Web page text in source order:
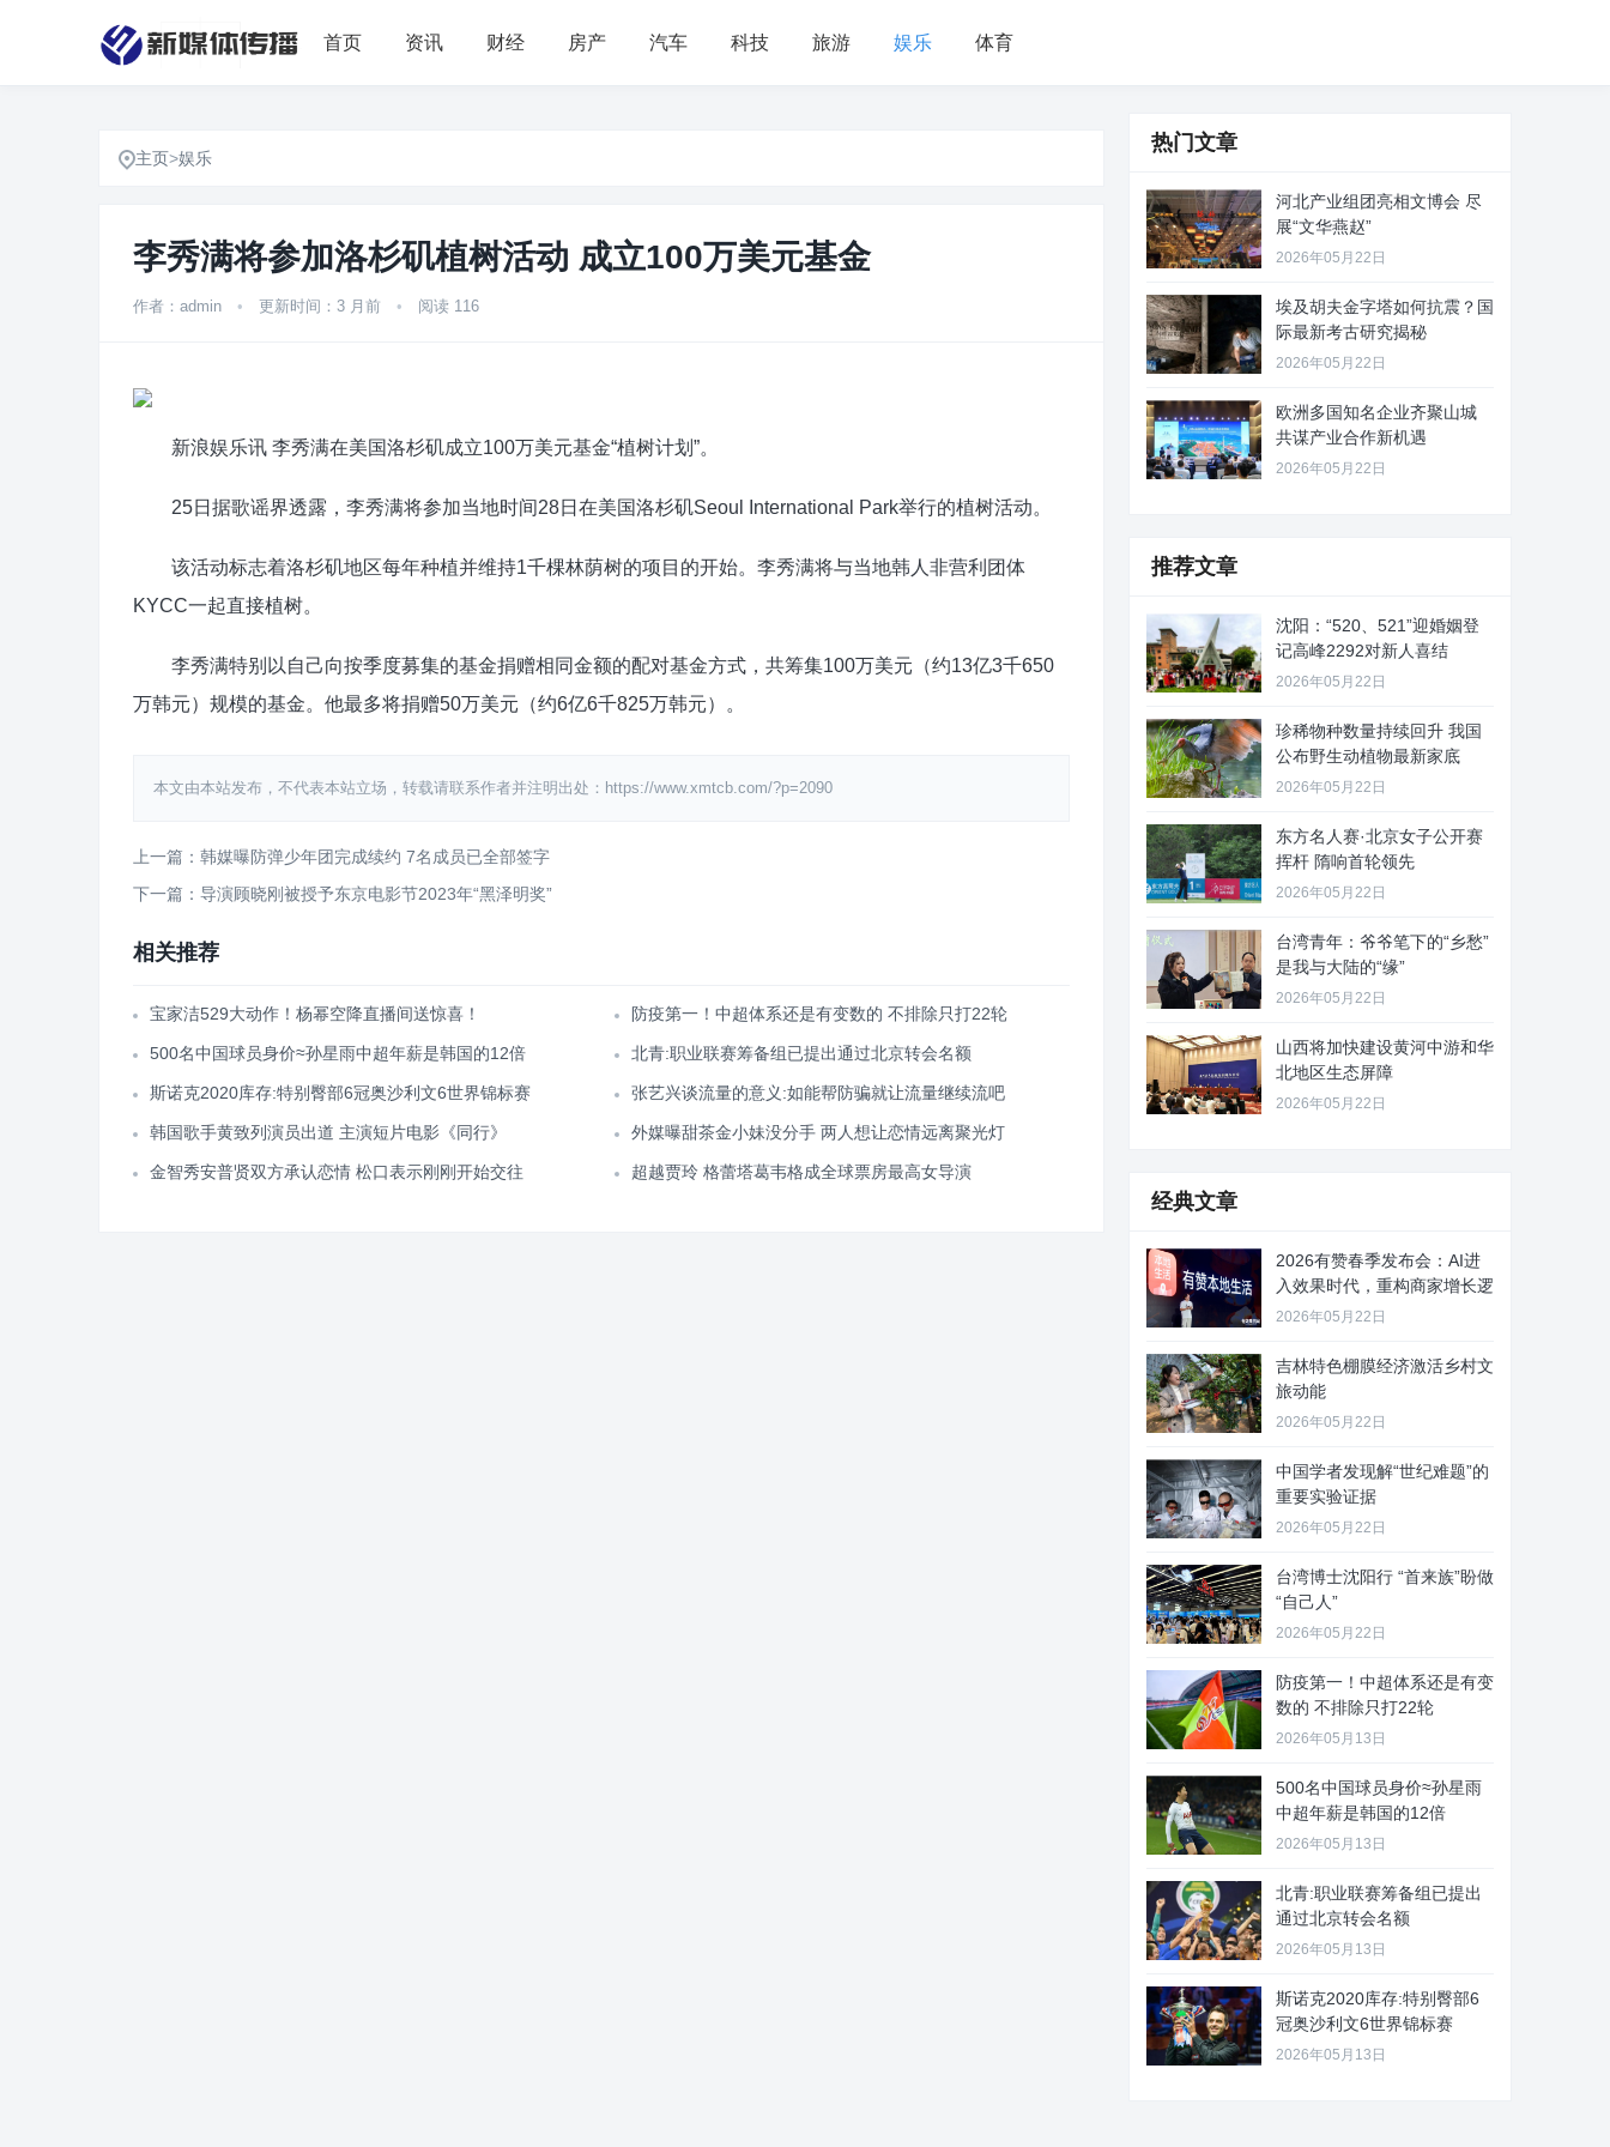
首页 资讯 财经 房产 汽车 科技 旅游 娱乐 体育
主页>娱乐
李秀满将参加洛杉矶植树活动 成立100万美元基金
作者：admin • 更新时间：3 月前 • 阅读 116
新浪娱乐讯 李秀满在美国洛杉矶成立100万美元基金“植树计划”。
25日据歌谣界透露，李秀满将参加当地时间28日在美国洛杉矶Seoul International Park举行的植树活动。
该活动标志着洛杉矶地区每年种植并维持1千棵林荫树的项目的开始。李秀满将与当地韩人非营利团体
KYCC一起直接植树。
李秀满特别以自己向按季度募集的基金捐赠相同金额的配对基金方式，共筹集100万美元（约13亿3千650
万韩元）规模的基金。他最多将捐赠50万美元（约6亿6千825万韩元）。
本文由本站发布，不代表本站立场，转载请联系作者并注明出处：https://www.xmtcb.com/?p=2090
上一篇：韩媒曝防弹少年团完成续约 7名成员已全部签字
下一篇：导演顾晓刚被授予东京电影节2023年“黑泽明奖”
相关推荐
宝家洁529大动作！杨幂空降直播间送惊喜！ 防疫第一！中超体系还是有变数的 不排除只打22轮
500名中国球员身价≈孙星雨中超年薪是韩国的12倍 北青:职业联赛筹备组已提出通过北京转会名额
斯诺克2020库存:特别臀部6冠奥沙利文6世界锦标赛 张艺兴谈流量的意义:如能帮防骗就让流量继续流吧
韩国歌手黄致列演员出道 主演短片电影《同行》 外媒曝甜茶金小妹没分手 两人想让恋情远离聚光灯
金智秀安普贤双方承认恋情 松口表示刚刚开始交往 超越贾玲 格蕾塔葛韦格成全球票房最高女导演
热门文章
河北产业组团亮相文博会 尽
展“文华燕赵”
2026年05月22日
埃及胡夫金字塔如何抗震？国
际最新考古研究揭秘
2026年05月22日
欧洲多国知名企业齐聚山城
共谋产业合作新机遇
2026年05月22日
推荐文章
沈阳：“520、521”迎婚姻登
记高峰2292对新人喜结
2026年05月22日
珍稀物种数量持续回升 我国
公布野生动植物最新家底
2026年05月22日
东方名人赛·北京女子公开赛
挥杆 隋响首轮领先
2026年05月22日
台湾青年：爷爷笔下的“乡愁”
是我与大陆的“缘”
2026年05月22日
山西将加快建设黄河中游和华
北地区生态屏障
2026年05月22日
经典文章
2026有赞春季发布会：AI进
入效果时代，重构商家增长逻
2026年05月22日
吉林特色棚膜经济激活乡村文
旅动能
2026年05月22日
中国学者发现解“世纪难题”的
重要实验证据
2026年05月22日
台湾博士沈阳行 “首来族”盼做
“自己人”
2026年05月22日
防疫第一！中超体系还是有变
数的 不排除只打22轮
2026年05月13日
500名中国球员身价≈孙星雨
中超年薪是韩国的12倍
2026年05月13日
北青:职业联赛筹备组已提出
通过北京转会名额
2026年05月13日
斯诺克2020库存:特别臀部6
冠奥沙利文6世界锦标赛
2026年05月13日